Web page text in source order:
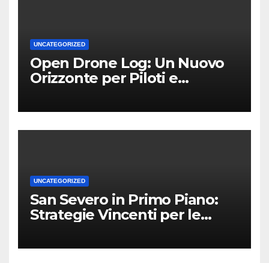
UNCATEGORIZED
Open Drone Log: Un Nuovo
Orizzonte per Piloti e
UNCATEGORIZED
San Severo in Primo Piano:
Strategie Vincenti per le
Territorio